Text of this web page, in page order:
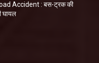
Accident : बस-ट्रक की
घायल